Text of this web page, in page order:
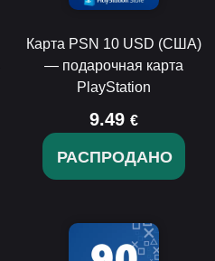
Карта PSN 10 USD (США)
— подарочная карта
PlayStation
9.49 €
РАСПРОДАНО